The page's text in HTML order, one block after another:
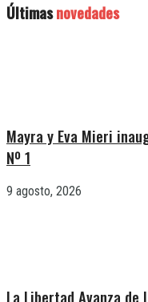
Últimasnovedades
Mayra y Eva Mieri
Nº 1
9 agosto, 2026
La Libertad Avanza